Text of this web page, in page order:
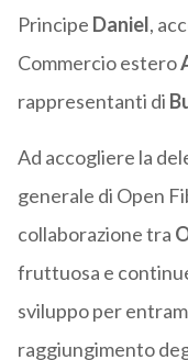
Principe Daniel,
Commercio estero
rappresentanti di
Ad accogliere la
generale di Open
collaborazione tra
fruttuosa e
sviluppo per
raggiungimento